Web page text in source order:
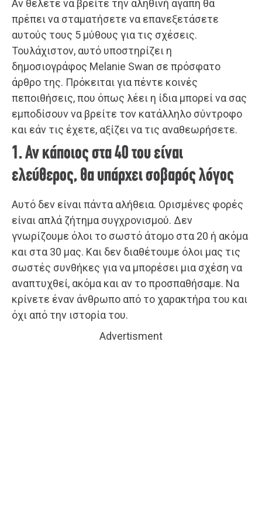
Αν θέλετε να βρείτε την αληθινή αγάπη θα
πρέπει να σταματήσετε να επανεξετάσετε
αυτούς τους 5 μύθους για τις σχέσεις.
Τουλάχιστον, αυτό υποστηρίζει η
δημοσιογράφος Melanie Swan σε πρόσφατο
άρθρο της. Πρόκειται για πέντε κοινές
πεποιθήσεις, που όπως λέει η ίδια μπορεί να σας
εμποδίσουν να βρείτε τον κατάλληλο σύντροφο
και εάν τις έχετε, αξίζει να τις αναθεωρήσετε.
1. Αν κάποιος στα 40 του είναι
ελεύθερος, θα υπάρχει σοβαρός λόγος
Αυτό δεν είναι πάντα αλήθεια. Ορισμένες φορές
είναι απλά ζήτημα συγχρονισμού. Δεν
γνωρίζουμε όλοι το σωστό άτομο στα 20 ή ακόμα
και στα 30 μας. Και δεν διαθέτουμε όλοι μας τις
σωστές συνθήκες για να μπορέσει μια σχέση να
αναπτυχθεί, ακόμα και αν το προσπαθήσαμε. Να
κρίνετε έναν άνθρωπο από το χαρακτήρα του και
όχι από την ιστορία του.
Advertisment